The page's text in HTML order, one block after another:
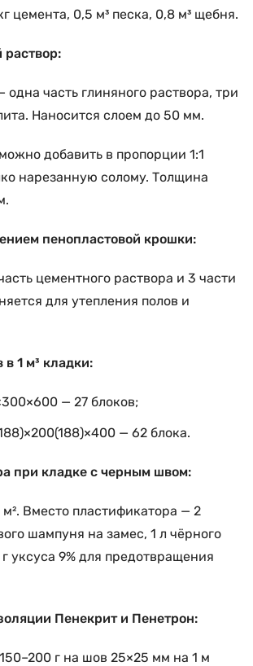
цемента, 0,5 м³ песка, 0,8 м³ щебня.
раствор:
одна часть глиняного раствора, три
Наносится слоем до 50 мм.
добавить в пропорции 1:1
нарезанную солому. Толщина
пенопластовой крошки:
цементного раствора и 3 части
для утепления полов и
в 1 м³ кладки:
— 27 блоков;
— 62 блока.
при кладке с черным швом:
м². Вместо пластификатора — 2
шампуня на замес, 1 л чёрного
уксуса 9% для предотвращения
Пенекрит и Пенетрон:
г на шов 25×25 мм на 1 м